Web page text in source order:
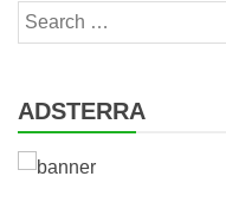
Search
for:
ADSTERRA